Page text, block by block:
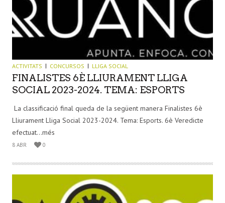
ACTIVITATS CONCURSOS LLIGA SOCIAL
FINALISTES 6È LLIURAMENT LLIGA
SOCIAL 2023-2024. TEMA: ESPORTS
La classificació final queda de la següent manera Finalistes 6è
Lliurament Lliga Social 2023-2024. Tema: Esports. 6è Veredicte
efectuat...més
8 ABR 0